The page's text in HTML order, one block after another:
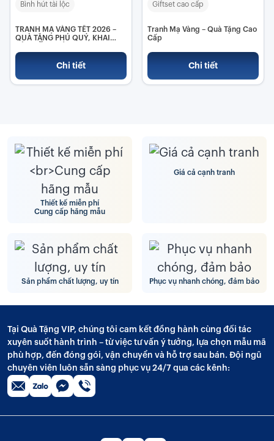
Bình hút tài lộc
TRANH MẠ VÀNG TẾT 2026 –
QUÀ TẶNG PHÚ QUÝ, KHAI
Chi tiết
Giftset cao cấp
Tranh Mạ Vàng – Quà Tặng Cao
Cấp
Chi tiết
Thiết kế miễn phí
Cung cấp hãng mẫu
Giá cả cạnh tranh
Sản phẩm chất lượng, uy tín Phục vụ nhanh chóng, đảm bảo
Tại Quà Tặng VIP, chúng tôi cam kết đồng hành cùng đối tác
xuyên suốt hành trình – từ việc tư vấn ý tưởng, lựa chọn mẫu mã
phù hợp, đến đóng gói, vận chuyển và hỗ trợ sau bán. Đội ngũ
chuyên viên luôn sẵn sàng phục vụ 24/7 qua các kênh: